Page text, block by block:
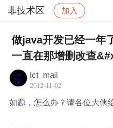
非技术区 加入
社区 非技术区 帖子详
做java开发已经一年
一直在那增删改查
lct_mail
2012-11-02
如题，怎么办？请各位大侠